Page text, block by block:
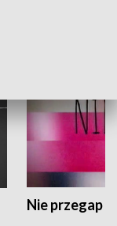
Nie przegap